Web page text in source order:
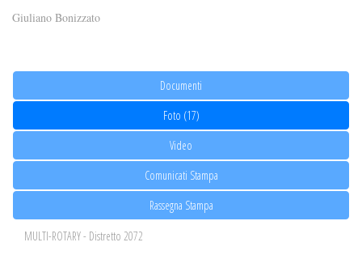
Giuliano Bonizzato
Documenti
Foto (17)
Video
Comunicati Stampa
Rassegna Stampa
MULTI-ROTARY - Distretto 2072